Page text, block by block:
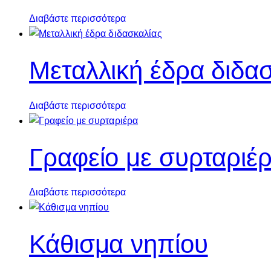
Διαβάστε περισσότερα
Μεταλλική έδρα
Διαβάστε περισσότερα
Γραφείο με
Διαβάστε περισσότερα
Κάθισμα νηπίου